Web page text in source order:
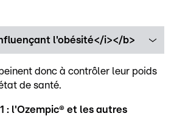
l'obésité</i></b>
donc à contrôler leur poids
de santé.
: l'Ozempic® et les autres